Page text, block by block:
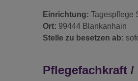
Einrichtung: Tagespflege
Ort: 99444 Blankanhain
Stelle zu besetzen ab:
Pflegefachkraft